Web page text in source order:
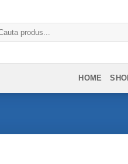
HOME